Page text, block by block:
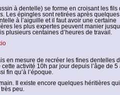
à dentelle) se forme en croisant les fils
Les épingles sont retirées après quelques
à l’aiguille et il faut avoir une certaine
les plus expertes peuvent manier
plusieurs centaines d’heures de travail.
en mesure de recréer les fines dentelles
activité 10h par jour depuis l’âge de 5
fin qu’à l’époque.
Il existe encore quelques héritières qui
peu.